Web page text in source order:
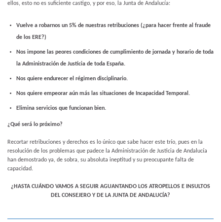
ellos, esto no es suficiente castigo, y por eso, la Junta de Andalucía:
Vuelve a robarnos un 5% de nuestras retribuciones (¿para hacer frente al fraude
de los ERE?)
Nos impone las peores condiciones de cumplimiento de jornada y horario de toda
la Administración de Justicia de toda España.
Nos quiere endurecer el régimen disciplinario.
Nos quiere empeorar aún más las situaciones de Incapacidad Temporal.
Elimina servicios que funcionan bien.
¿Qué será lo próximo?
Recortar retribuciones y derechos es lo único que sabe hacer este trío, pues en la
resolución de los problemas que padece la Administración de Justicia de Andalucía
han demostrado ya, de sobra, su absoluta ineptitud y su preocupante falta de
capacidad.
¿HASTA CUÁNDO VAMOS A SEGUIR AGUANTANDO LOS ATROPELLOS E INSULTOS
DEL CONSEJERO Y DE LA JUNTA DE ANDALUCÍA?